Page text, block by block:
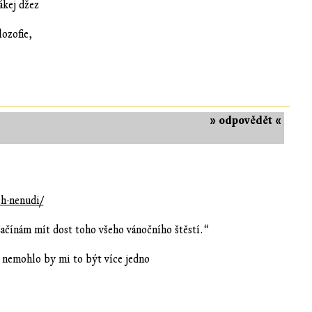
džez
» odpovědět «
nenudi/
mít dost toho všeho vánočního štěstí.“
by mi to být více jedno